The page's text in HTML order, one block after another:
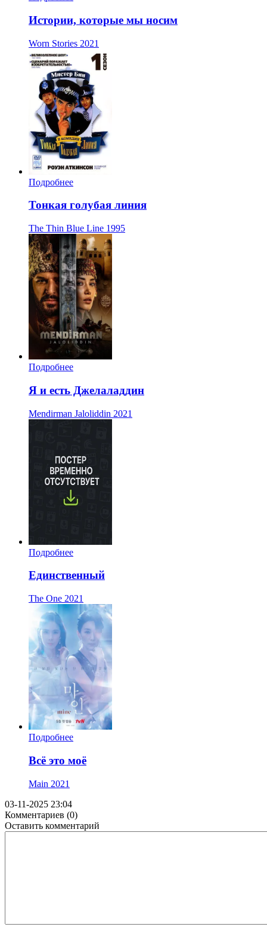
Истории, которые мы носим
Worn Stories 2021
Подробнее
Тонкая голубая линия
The Thin Blue Line 1995
Подробнее
Я и есть Джелаладдин
Mendirman Jaloliddin 2021
Подробнее
Единственный
The One 2021
Подробнее
Всё это моё
Main 2021
03-11-2025 23:04
Комментариев (0)
Оставить комментарий